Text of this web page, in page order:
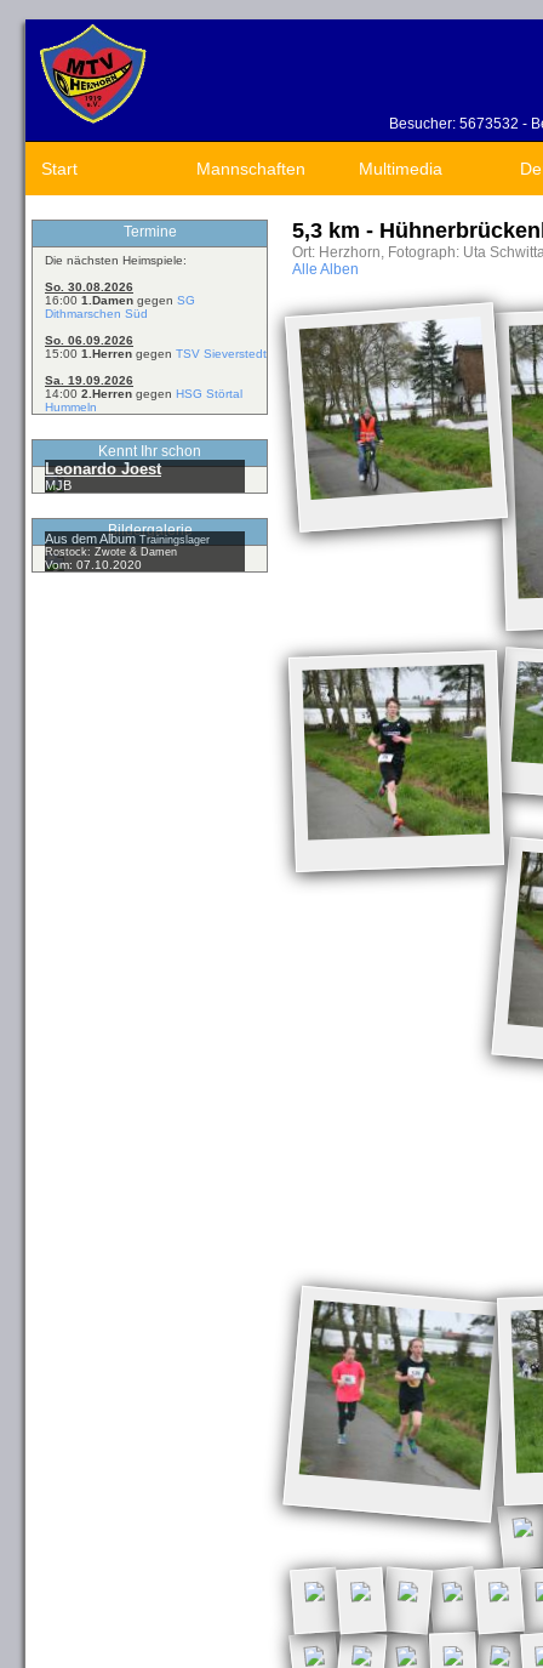
Besucher: 5673532 -
Start Mannschaften Multimedia
Termine
Die nächsten Heimspiele:
So. 30.08.2026
16:00 1.Damen gegen SG
Dithmarschen Süd
So. 06.09.2026
15:00 1.Herren gegen TSV Sieverstedt
Sa. 19.09.2026
14:00 2.Herren gegen HSG Störtal
Hummeln
Kennt Ihr schon
Leonardo Joest
MJB
Bildergalerie
Aus dem AlbumTrainingslager
Rostock: Zwote & Damen
Vom: 07.10.2020
5,3 km -
Ort: Herzhorn, Fotograph: Uta
Alle Alben